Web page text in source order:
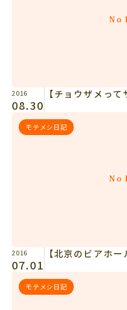
No
2016
08.30
【チョウザメって
No
モテメシ日記
2016
07.01
【北京のビアホー
モテメシ日記